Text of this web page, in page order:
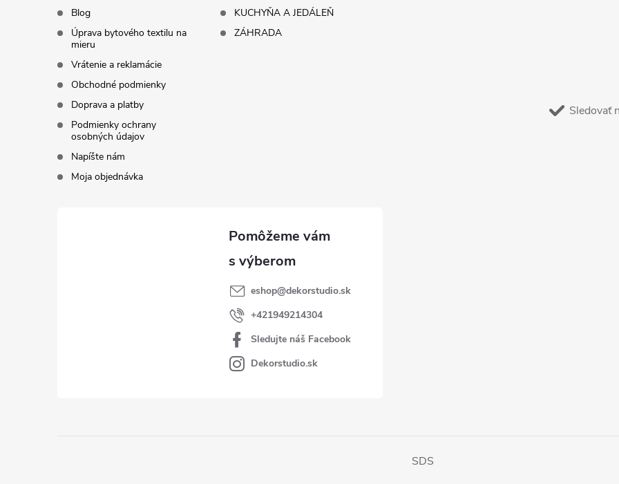
Blog
Úprava bytového textilu na
mieru
Vrátenie a reklamácie
Obchodné podmienky
Doprava a platby
Podmienky ochrany
osobných údajov
Napíšte nám
Moja objednávka
KUCHYŇA A JEDÁLEŇ
ZÁHRADA
Sledovať
eshop@dekorstudio.sk
+421949214304
Sledujte náš Facebook
Dekorstudio.sk
SDS